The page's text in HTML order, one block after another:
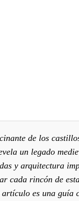
de los
un legado
y arquitectura
cada rincón de
artículo es una guía